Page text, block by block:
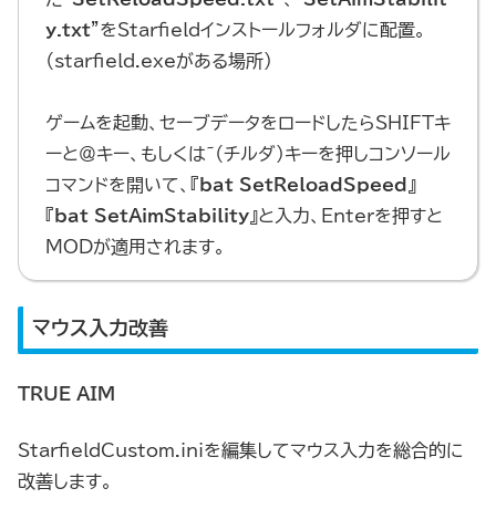
y.txt”をStarfieldインストールフォルダに配置。
（starfield.exeがある場所）
ゲームを起動、セーブデータをロードしたらSHIFTキ
ーと＠キー、もしくは~（チルダ）キーを押しコンソール
コマンドを開いて、『 bat SetReloadSpeed 』
『 bat SetAimStability 』と入力、Enterを押すと
MODが適用されます。
マウス入力改善
TRUE AIM
StarfieldCustom.iniを編集してマウス入力を総合的に
改善します。